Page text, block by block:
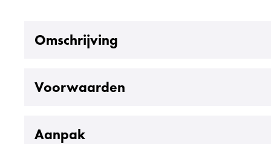
Omschrijving
Uitklappen
Voorwaarden
Uitklappen
Aanpak
Uitklappen